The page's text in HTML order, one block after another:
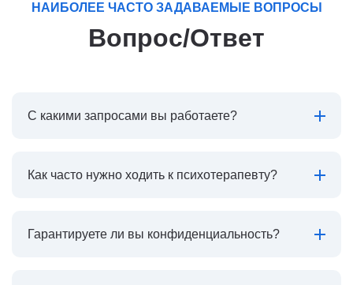
НАИБОЛЕЕ ЧАСТО ЗАДАВАЕМЫЕ ВОПРОСЫ
Вопрос/Ответ
С какими запросами вы работаете?
Как часто нужно ходить к психотерапевту?
Гарантируете ли вы конфиденциальность?